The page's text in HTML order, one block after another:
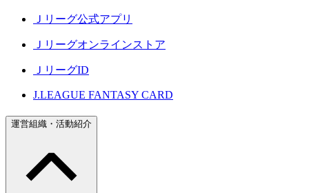
Ｊリーグ公式アプリ
Ｊリーグオンラインストア
ＪリーグID
J.LEAGUE FANTASY CARD
運営組織・活動紹介